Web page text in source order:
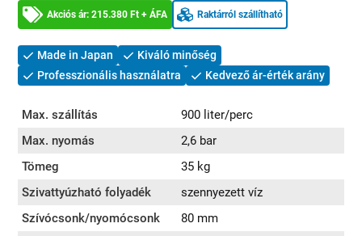
Akciós ár: 215.380 Ft + ÁFA Raktárról szállítható
Made in Japan
Kiváló minőség
Professzionális használatra
Kedvező ár-érték arány
Max. szállítás
900 liter/perc
Max. nyomás
2,6 bar
Tömeg
35 kg
Szivattyúzható folyadék
szennyezett víz
Szívócsonk/nyomócsonk
80 mm